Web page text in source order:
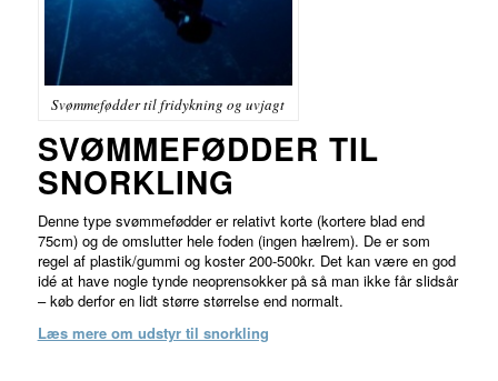
Svømmefødder til fridykning og uvjagt
SVØMMEFØDDER TIL
SNORKLING
Denne type svømmefødder er relativt korte (kortere blad end
75cm) og de omslutter hele foden (ingen hælrem). De er som
regel af plastik/gummi og koster 200-500kr. Det kan være en god
idé at have nogle tynde neoprensokker på så man ikke får slidsår
– køb derfor en lidt større størrelse end normalt.
Læs mere om udstyr til snorkling